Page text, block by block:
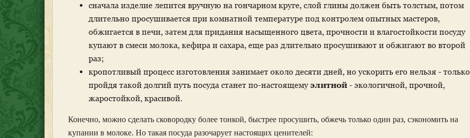
сначала изделие лепится вручную на гончарном круге, слой глины должен быть толстым, потом
длительно просушивается при комнатной температуре под контролем опытных мастеров,
обжигается в печи, затем для придания насыщенного цвета, прочности и влагостойкости посуду
купают в смеси молока, кефира и сахара, еще раз длительно просушивают и обжигают во второй
раз;
кропотливый процесс изготовления занимает около десяти дней, но ускорить его нельзя - только
пройдя такой долгий путь посуда станет по-настоящему элитной - экологичной, прочной,
жаростойкой, красивой.
Конечно, можно сделать сковородку более тонкой, быстрее просушить, обжечь только один раз, сэкономить на
купании в молоке. Но такая посуда разочарует настоящих ценителей: